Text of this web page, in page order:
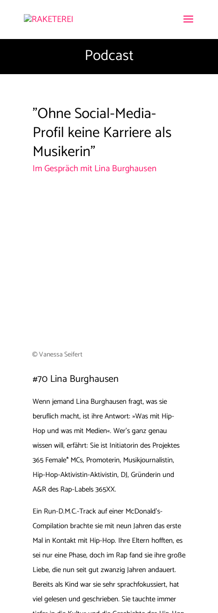
Podcast
"Ohne Social-Media-
Profil keine Karriere als
Musikerin"
Im Gespräch mit Lina Burghausen
© Vanessa Seifert
#70Lina Burghausen
Wenn jemand Lina Burghausen fragt, was sie
beruflich macht, ist ihre Antwort: »Was mit Hip-
Hop und was mit Medien«. Wer’s ganz genau
wissen will, erfährt: Sie ist Initiatorin des Projektes
365 Female* MCs, Promoterin, Musikjournalistin,
Hip-Hop-Aktivistin-Aktivistin, DJ, Gründerin und
A&R des Rap-Labels 365XX.
Ein Run-D.M.C.-Track auf einer McDonald’s-
Compilation brachte sie mit neun Jahren das erste
Mal in Kontakt mit Hip-Hop. Ihre Eltern hofften, es
sei nur eine Phase, doch im Rap fand sie ihre große
Liebe, die nun seit gut zwanzig Jahren andauert.
Bereits als Kind war sie sehr sprachfokussiert, hat
viel gelesen und geschrieben. Sie tauchte immer